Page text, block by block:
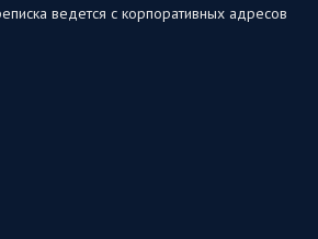
ведется с корпоративных адресов